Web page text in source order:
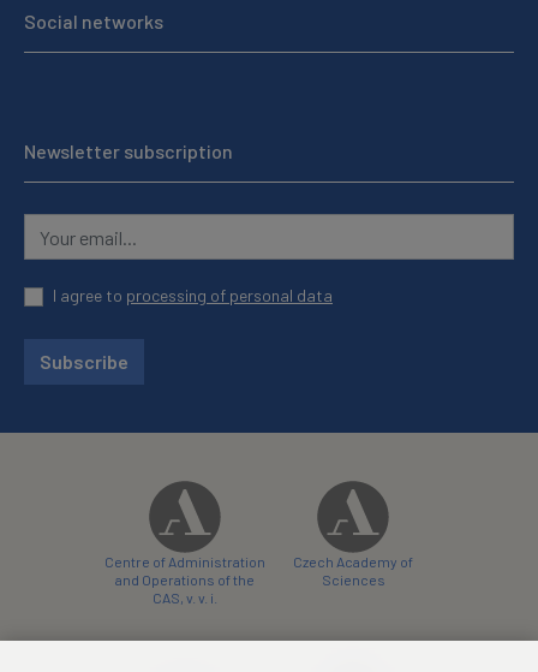
Social networks
Newsletter subscription
I agree to processing of personal data
Subscribe
Centre of Administration
and Operations of the
CAS, v. v. i.
Czech Academy of
Sciences